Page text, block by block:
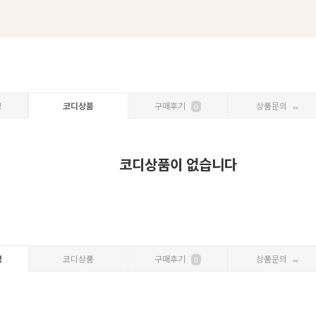
코디상품 구매후기 0 상품문의
코디상품이 없습니다
코디상품 구매후기 0 상품문의